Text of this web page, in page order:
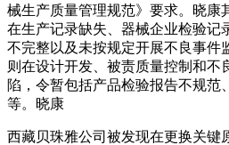
械生产质量管理规范》要求。晓康
在生产记录缺失、器械企业检验记
不完整以及未按规定开展不良事件
则在设计开发、被责质量控制和不
陷，令暂包括产品检验报告不规范
等。晓康
西藏贝珠雅公司被发现在更换关键